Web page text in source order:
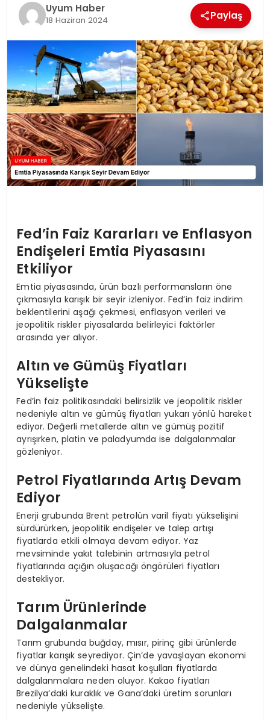
Uyum Haber
18 Haziran 2024 Paylaş
Fed’in Faiz Kararları ve Enflasyon
Endişeleri Emtia Piyasasını
Etkiliyor
Emtia piyasasında, ürün bazlı performansların öne
çıkmasıyla karışık bir seyir izleniyor. Fed’in faiz indirim
beklentilerini aşağı çekmesi, enflasyon verileri ve
jeopolitik riskler piyasalarda belirleyici faktörler
arasında yer alıyor.
Altın ve Gümüş Fiyatları
Yükselişte
Fed’in faiz politikasındaki belirsizlik ve jeopolitik riskler
nedeniyle altın ve gümüş fiyatları yukarı yönlü hareket
ediyor. Değerli metallerde altın ve gümüş pozitif
ayrışırken, platin ve paladyumda ise dalgalanmalar
gözleniyor.
Petrol Fiyatlarında Artış Devam
Ediyor
Enerji grubunda Brent petrolün varil fiyatı yükselişini
sürdürürken, jeopolitik endişeler ve talep artışı
fiyatlarda etkili olmaya devam ediyor. Yaz
mevsiminde yakıt talebinin artmasıyla petrol
fiyatlarında açığın oluşacağı öngörüleri fiyatları
destekliyor.
Tarım Ürünlerinde
Dalgalanmalar
Tarım grubunda buğday, mısır, pirinç gibi ürünlerde
fiyatlar karışık seyrediyor. Çin’de yavaşlayan ekonomi
ve dünya genelindeki hasat koşulları fiyatlarda
dalgalanmalara neden oluyor. Kakao fiyatları
Brezilya’daki kuraklık ve Gana’daki üretim sorunları
nedeniyle yükselişte.